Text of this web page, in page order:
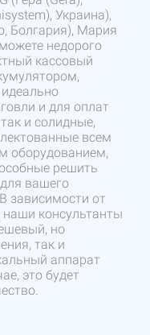
Украина),
Болгария), Мария
недорого
кассовый
и для оплат
и солидные,
всем
оборудованием,
решить
вашего
зависимости от
наши консультанты
но
так и
аппарат
это будет